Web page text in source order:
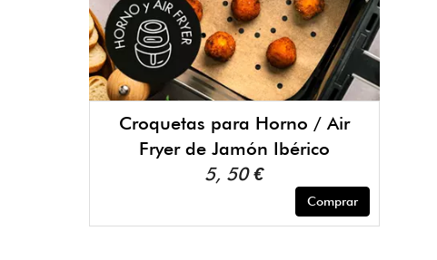
Croquetas para Horno / Air
Fryer de Jamón Ibérico
5, 50 €
Comprar